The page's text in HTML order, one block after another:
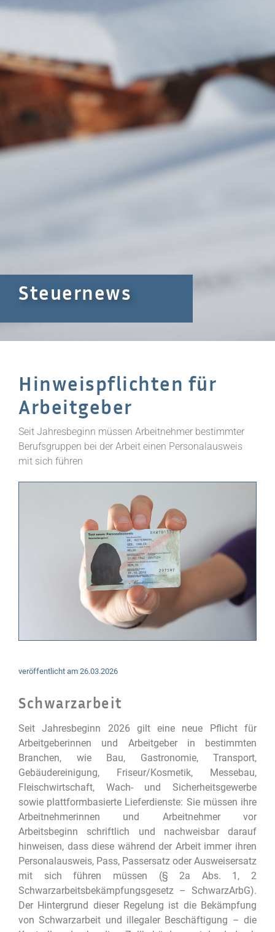
Steuernews
Hinweispflichten für
Arbeitgeber
Seit Jahresbeginn müssen Arbeitnehmer bestimmter
Berufsgruppen bei der Arbeit einen Personalausweis
mit sich führen
veröffentlicht am 26.03.2026
Schwarzarbeit
Seit Jahresbeginn 2026 gilt eine neue Pflicht für
Arbeitgeberinnen und Arbeitgeber in bestimmten
Branchen, wie Bau, Gastronomie, Transport,
Gebäudereinigung, Friseur/Kosmetik, Messebau,
Fleischwirtschaft, Wach- und Sicherheitsgewerbe
sowie plattformbasierte Lieferdienste: Sie müssen ihre
Arbeitnehmerinnen und Arbeitnehmer vor
Arbeitsbeginn schriftlich und nachweisbar darauf
hinweisen, dass diese während der Arbeit immer ihren
Personalausweis, Pass, Passersatz oder Ausweisersatz
mit sich führen müssen (§ 2a Abs. 1, 2
Schwarzarbeitsbekämpfungsgesetz – SchwarzArbG).
Der Hintergrund dieser Regelung ist die Bekämpfung
von Schwarzarbeit und illegaler Beschäftigung – die